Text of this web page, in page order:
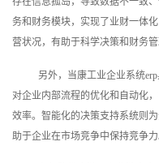
务和财务模块，实现了业财一体
营状况，有助于科学决策和财务管
另外，当康工业企业系统
对企业内部流程的优化和自动化
效率。智能化的决策支持系统则
助于企业在市场竞争中保持竞争力